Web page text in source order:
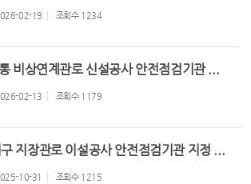
02-19 조회수 1234
비상연계관로 신설공사 안전점검기관 ...
02-13 조회수 1179
지장관로 이설공사 안전점검기관 지정 ...
10-31 조회수 1215